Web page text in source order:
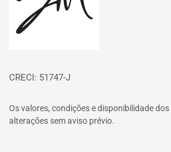
CRECI: 51747-J
Os valores, condições e disponibilidade
alterações sem aviso prévio.